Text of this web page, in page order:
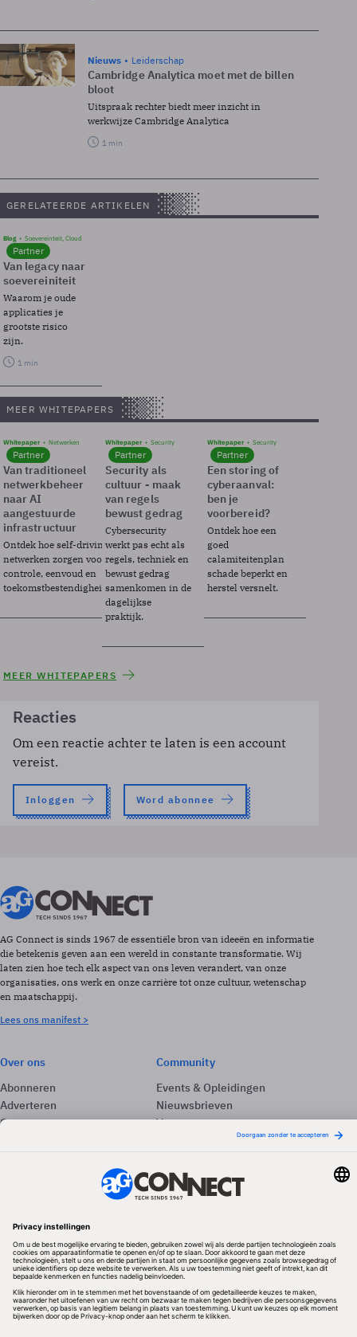
Nieuws Leiderschap
Cambridge Analytica moet met de billen
bloot
Uitspraak rechter biedt meer inzicht in
werkwijze Cambridge Analytica
1 min
GERELATEERDE ARTIKELEN
Blog Soevereinteit, Cloud
Partner
Van legacy naar
soevereiniteit
Waarom je oude
applicaties je
grootste risico
zijn.
1 min
MEER WHITEPAPERS
Whitepaper Netwerken
Partner
Van traditioneel
netwerkbeheer
naar AI
aangestuurde
infrastructuur
Ontdek hoe self-driving
netwerken zorgen voor
controle, eenvoud en
toekomstbestendigheid.
Whitepaper Security
Partner
Security als
cultuur - maak
van regels
bewust gedrag
Cybersecurity
werkt pas echt als
regels, techniek en
bewust gedrag
samenkomen in de
dagelijkse
praktijk.
Whitepaper Security
Partner
Een storing of
cyberaanval:
ben je
voorbereid?
Ontdek hoe een
goed
calamiteitenplan
schade beperkt en
herstel versnelt.
MEER WHITEPAPERS
Reacties
Om een reactie achter te laten is een account
vereist.
Inloggen Word abonnee
AG Connect is sinds 1967 de essentiële bron van ideeën en informatie
die betekenis geven aan een wereld in constante transformatie. Wij
laten zien hoe tech elk aspect van ons leven verandert, van onze
organisaties, ons werk en onze carrière tot onze cultuur, wetenschap
en maatschappij.
Lees ons manifest >
Over ons
Abonneren
Adverteren
Contact
Community
Events & Opleidingen
Nieuwsbrieven
Vacatures
Redactionele partner